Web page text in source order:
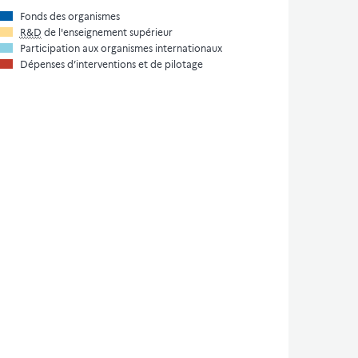
Fonds des organismes
R&D de l'enseignement supérieur
Participation aux organismes internationaux
Dépenses d’interventions et de pilotage